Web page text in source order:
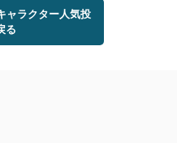
ャラクター人気投
る